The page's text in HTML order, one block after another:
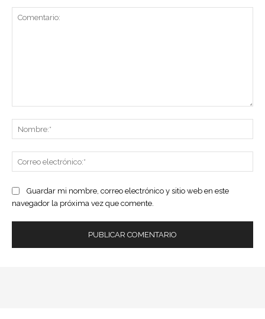
Guardar mi nombre, correo electrónico y sitio web en este
navegador la próxima vez que comente.